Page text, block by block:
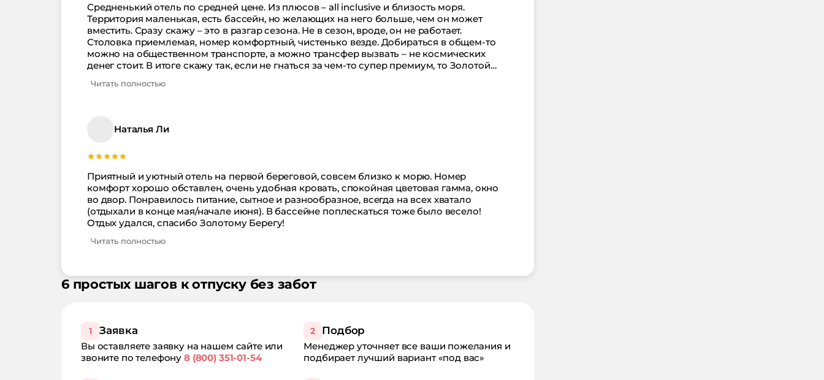
Средненький отель по средней цене. Из плюсов – all inclusive и близость моря.
Территория маленькая, есть бассейн, но желающих на него больше, чем он может
вместить. Сразу скажу – это в разгар сезона. Не в сезон, вроде, он не работает.
Столовка приемлемая, номер комфортный, чистенько везде. Добираться в общем-то
можно на общественном транспорте, а можно трансфер вызвать – не космических
денег стоит. В итоге скажу так, если не гнаться за чем-то супер премиум, то Золотой
Читать полностью
Наталья Ли
Приятный и уютный отель на первой береговой, совсем близко к морю. Номер
комфорт хорошо обставлен, очень удобная кровать, спокойная цветовая гамма, окно
во двор. Понравилось питание, сытное и разнообразное, всегда на всех хватало
(отдыхали в конце мая/начале июня). В бассейне поплескаться тоже было весело!
Отдых удался, спасибо Золотому Берегу!
Читать полностью
6 простых шагов к отпуску без забот
1 Заявка
Вы оставляете заявку на нашем сайте или
звоните по телефону8 (800) 351-01-54
2 Подбор
Менеджер уточняет все ваши пожелания и
подбирает лучший вариант «под вас»